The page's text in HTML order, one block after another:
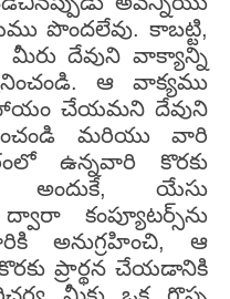
పొందలేవు. కాబట్టి,
దేవుని వాక్యాన్ని
ఆ వాక్యము
చేయమని దేవుని
మరియు వారి
ఉన్నవారి కొరకు
అందుకే, యేసు
కంప్యూటర్స్‌ను
అనుగ్రహించి, ఆ
ప్రార్థన చేయడానికి